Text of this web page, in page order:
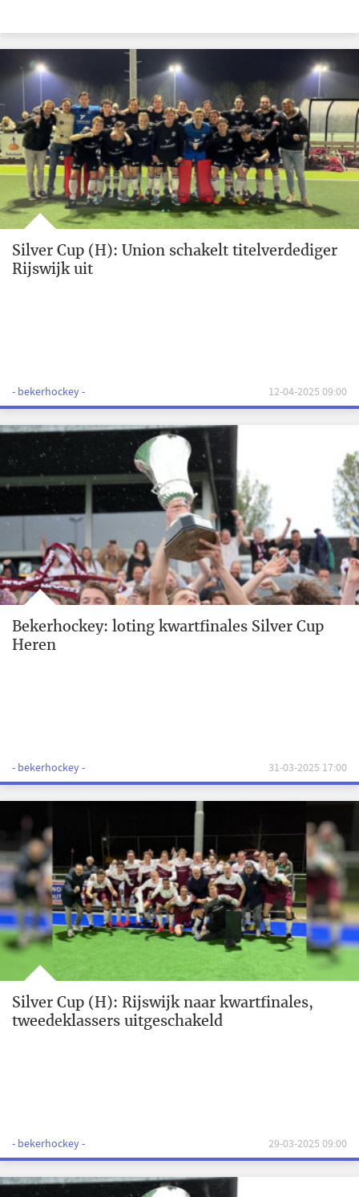
Silver Cup (H): Union schakelt titelverdediger
Rijswijk uit
- bekerhockey - 12-04-2025 09:00
Bekerhockey: loting kwartfinales Silver Cup
Heren
- bekerhockey - 31-03-2025 17:00
Silver Cup (H): Rijswijk naar kwartfinales,
tweedeklassers uitgeschakeld
- bekerhockey - 29-03-2025 09:00